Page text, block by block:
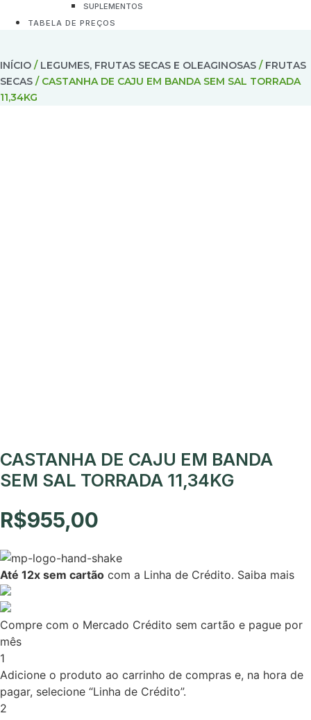
SUPLEMENTOS
TABELA DE PREÇOS
INÍCIO / LEGUMES, FRUTAS SECAS E OLEAGINOSAS / FRUTAS
SECAS / CASTANHA DE CAJU EM BANDA SEM SAL TORRADA
11,34KG
CASTANHA DE CAJU EM BANDA
SEM SAL TORRADA 11,34KG
R$955,00
Até 12x sem cartão com a Linha de Crédito. Saiba mais
Compre com o Mercado Crédito sem cartão e pague por
mês
1
Adicione o produto ao carrinho de compras e, na hora de
pagar, selecione “Linha de Crédito”.
2